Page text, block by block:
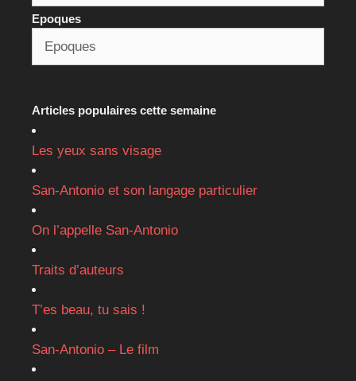
Epoques
Articles populaires cette semaine
Les yeux sans visage
San-Antonio et son langage particulier
On l’appelle San-Antonio
Traits d’auteurs
T’es beau, tu sais !
San-Antonio – Le film